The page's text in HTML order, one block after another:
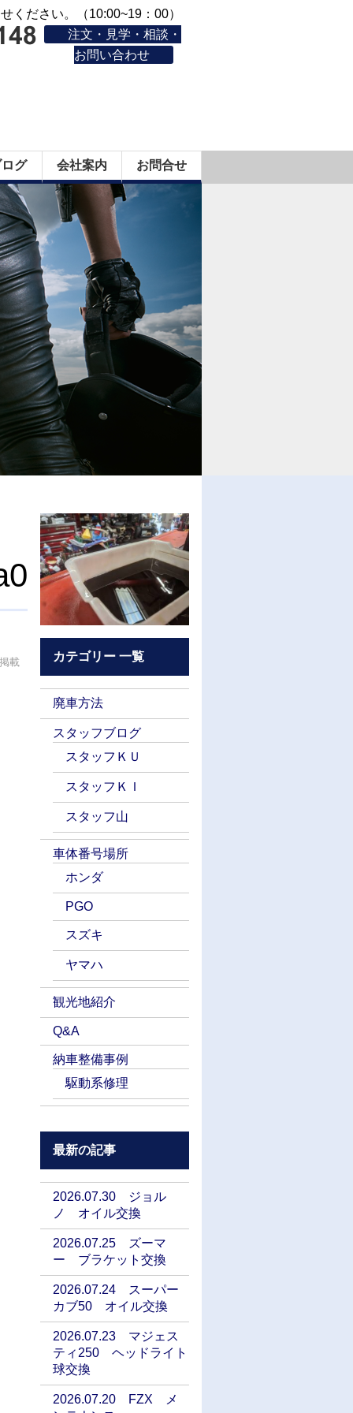
ください。（10:00~19：00）
注文・見学・相談・
お問い合わせ
グ 会社案内 お問合せ
載 カテゴリー 一覧
廃車方法
スタッフブログ
スタッフＫＵ
スタッフＫＩ
スタッフ山
車体番号場所
ホンダ
PGO
スズキ
ヤマハ
観光地紹介
Q&A
納車整備事例
駆動系修理
最新の記事
2026.07.30 ジョル
ノ オイル交換
2026.07.25 ズーマ
ー ブラケット交換
2026.07.24 スーパー
カブ50 オイル交換
2026.07.23 マジェス
ティ250 ヘッドライト
球交換
2026.07.20 FZX メ